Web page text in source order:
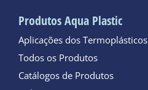
Produtos Aqua Plastic
Aplicações dos Termoplásticos
Todos os Produtos
Catálogos de Produtos